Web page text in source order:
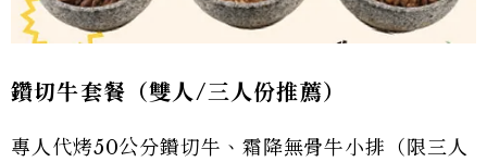
鑽切牛套餐（雙人/三人份推薦）
專人代烤50公分鑽切牛、霜降無骨牛小排（限三人